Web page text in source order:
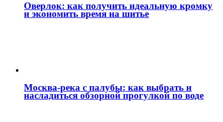
Оверлок: как получить идеальную кромку
и экономить время на шитье
Москва‑река с палубы: как выбрать и
насладиться обзорной прогулкой по воде